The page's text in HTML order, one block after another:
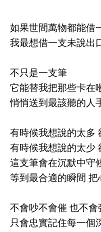
如果世間萬物都能借
我最想借一支未說出
不只是一支筆
它能替我把那些卡在
悄悄送到最該聽的人
有時候我想說的太多
有時候我想說的太少
這支筆會在沉默中守
等到最合適的瞬間 把
不會吵不會催 也不會
只會忠實記住每一個